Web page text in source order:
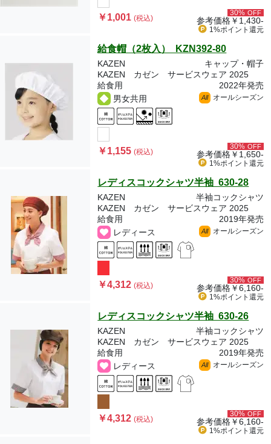
￥1,001(税込)
30% OFF
参考価格￥1,430-
1%ポイント 還元
給食帽（2枚入） KZN392-80
KAZEN
キャップ・帽子
KAZEN カゼン サービスウェア 2025
給食用
2022年発売
男女共用
All オールシーズン
￥1,155(税込)
30% OFF
参考価格￥1,650-
1%ポイント 還元
レディスコックシャツ半袖 630-28
KAZEN
半袖コックシャツ
KAZEN カゼン サービスウェア 2025
給食用
2019年発売
レディース
All オールシーズン
￥4,312(税込)
30% OFF
参考価格￥6,160-
1%ポイント 還元
レディスコックシャツ半袖 630-26
KAZEN
半袖コックシャツ
KAZEN カゼン サービスウェア 2025
給食用
2019年発売
レディース
All オールシーズン
￥4,312(税込)
30% OFF
参考価格￥6,160-
1%ポイント 還元